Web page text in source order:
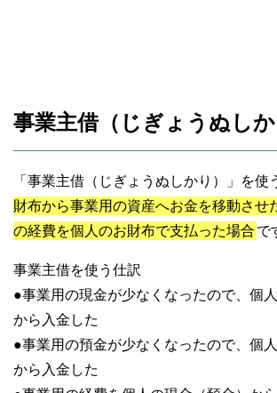
事業主借（じぎょうぬし
「事業主借（じぎょうぬしかり）」を使
財布から事業用の資産へお金を移動させ
の経費を個人のお財布で支払った場合 で
事業主借を使う仕訳
●事業用の現金が少なくなったので、個人
から入金した
●事業用の預金が少なくなったので、個人
から入金した